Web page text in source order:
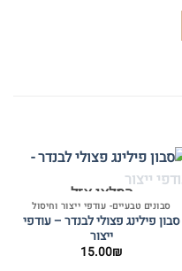
המלאי אזל
סבונים טבעיים- עודפי ייצור וחיסול
סבון פילינג פצולי לבנדר – עודפי
ייצור
15.00₪